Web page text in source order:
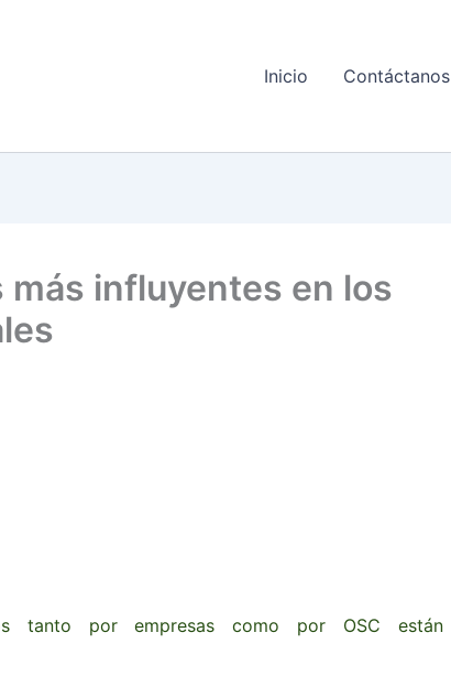
Inicio Contáctanos
influyentes en los
tanto por empresas como por OSC están